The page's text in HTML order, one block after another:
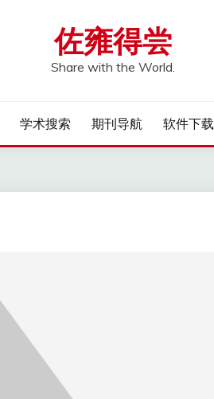
佐雍得尝
Share with the World.
学术搜索 期刊导航 软件下载